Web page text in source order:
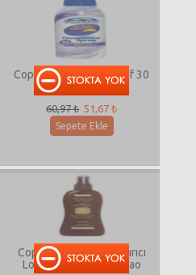
Coppertone C Spray Spf 30
60,97 ₺ 51,67 ₺
Sepete Ekle
Coppertone Bronzlaştırıcı
Losyon / Havuç & Kakao